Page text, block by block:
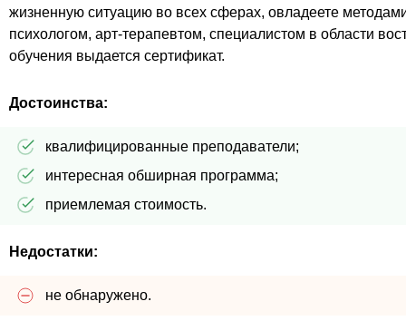
жизненную ситуацию во всех сферах, овладеете
психологом, арт-терапевтом, специалистом в области
обучения выдается сертификат.
Достоинства:
квалифицированные преподаватели;
интересная обширная программа;
приемлемая стоимость.
Недостатки:
не обнаружено.